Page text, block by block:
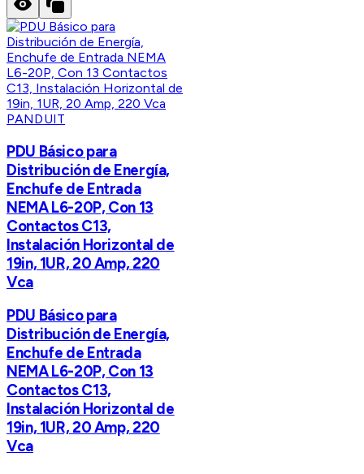
PANDUIT
PDU Básico para
Distribución de Energía,
Enchufe de Entrada
NEMA L6-20P, Con 13
Contactos C13,
Instalación Horizontal de
19in, 1UR, 20 Amp, 220
Vca
PDU Básico para
Distribución de Energía,
Enchufe de Entrada
NEMA L6-20P, Con 13
Contactos C13,
Instalación Horizontal de
19in, 1UR, 20 Amp, 220
Vca